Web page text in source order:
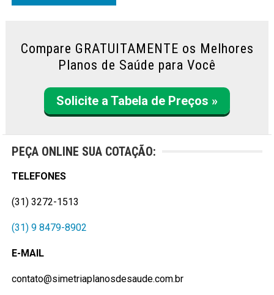
Compare GRATUITAMENTE os Melhores
Planos de Saúde para Você
Solicite a Tabela de Preços »
PEÇA ONLINE SUA COTAÇÃO:
TELEFONES
(31) 3272-1513
(31) 9 8479-8902
E-MAIL
contato@simetriaplanosdesaude.com.br